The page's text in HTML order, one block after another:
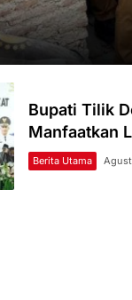
Bupati Tilik
Manfaatkan
Berita Utama